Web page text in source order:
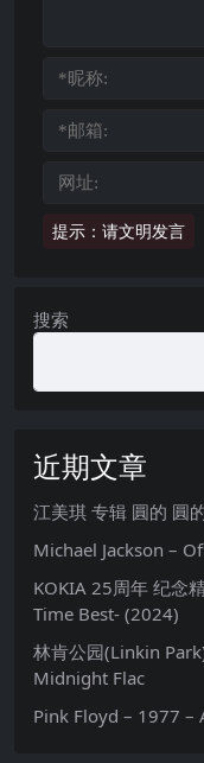
提示：请文明发言
搜索
近期文章
江美琪 专辑 圓的 圓
Michael Jackson –
KOKIA 25周年 纪念
Time Best- (2024)
林肯公园(Linkin
Midnight Flac
Pink Floyd – 1977 –